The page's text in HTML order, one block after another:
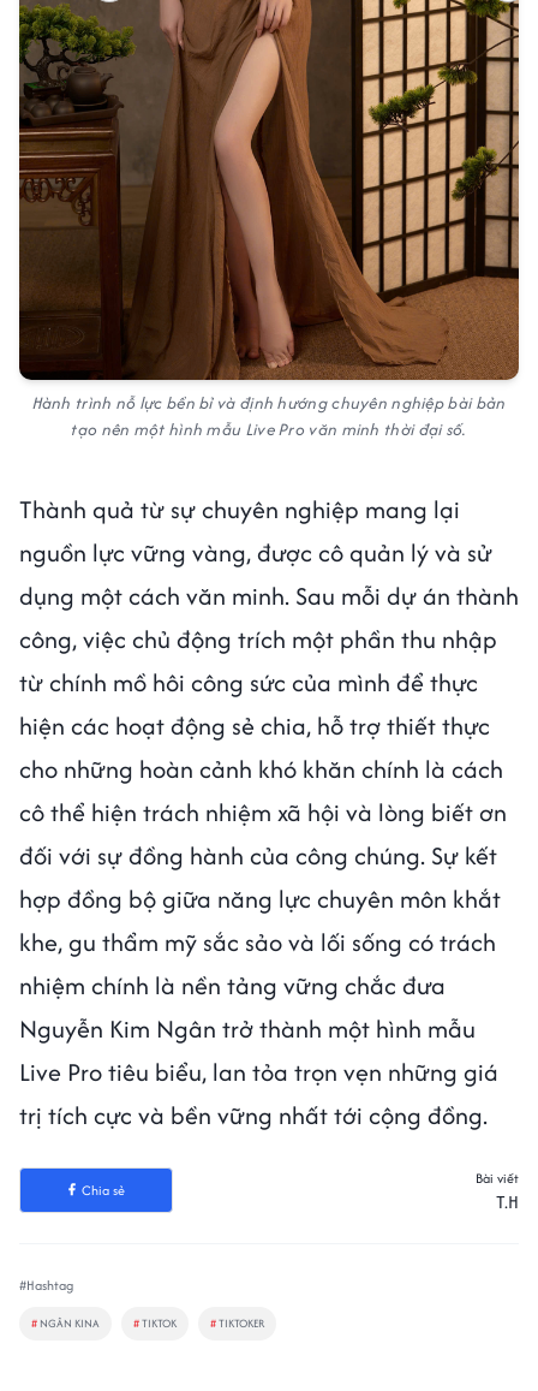
Hành trình nỗ lực bền bỉ và định hướng chuyên nghiệp bài bản
tạo nên một hình mẫu Live Pro văn minh thời đại số.
Thành quả từ sự chuyên nghiệp mang lại
nguồn lực vững vàng, được cô quản lý và sử
dụng một cách văn minh. Sau mỗi dự án thành
công, việc chủ động trích một phần thu nhập
từ chính mồ hôi công sức của mình để thực
hiện các hoạt động sẻ chia, hỗ trợ thiết thực
cho những hoàn cảnh khó khăn chính là cách
cô thể hiện trách nhiệm xã hội và lòng biết ơn
đối với sự đồng hành của công chúng. Sự kết
hợp đồng bộ giữa năng lực chuyên môn khắt
khe, gu thẩm mỹ sắc sảo và lối sống có trách
nhiệm chính là nền tảng vững chắc đưa
Nguyễn Kim Ngân trở thành một hình mẫu
Live Pro tiêu biểu, lan tỏa trọn vẹn những giá
trị tích cực và bền vững nhất tới cộng đồng.
Chia sẻ
Bài viết
T.H
#Hashtag
# NGÂN KINA #TIKTOK #TIKTOKER